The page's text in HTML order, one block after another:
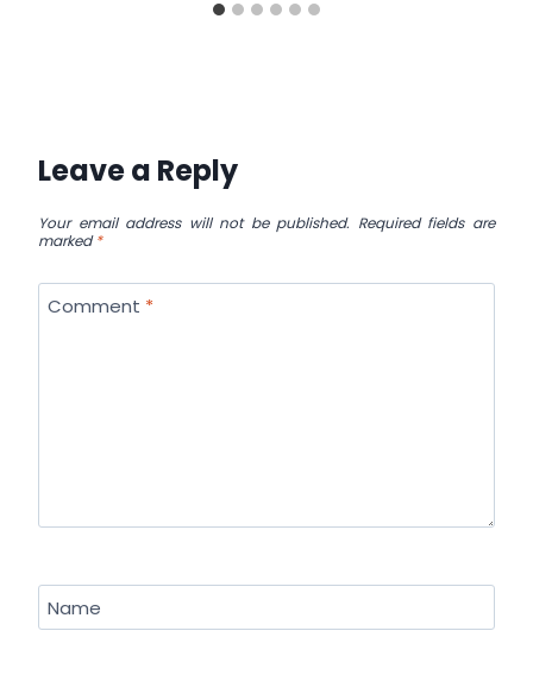
Leave a Reply
Your email address will not be published. Required fields are
marked*
Comment *
Name